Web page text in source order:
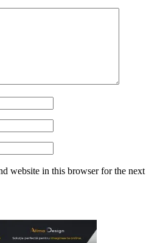
website in this browser for the next